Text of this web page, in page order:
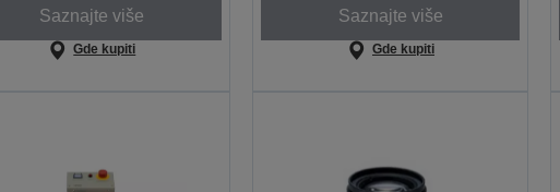
Saznajte više
Gde kupiti
Saznajte više
Gde kupiti